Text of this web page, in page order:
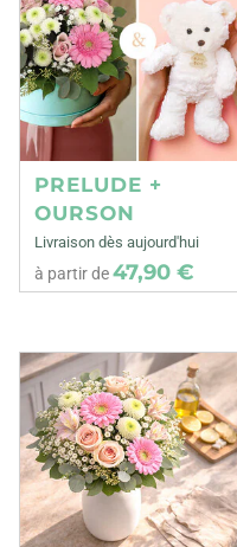
PRELUDE +
OURSON
Livraison dès aujourd'hui
à partir de47,90 €